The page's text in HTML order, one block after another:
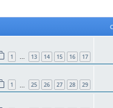
1 … 13 14 15 16 17
1 25 26 27 28 29